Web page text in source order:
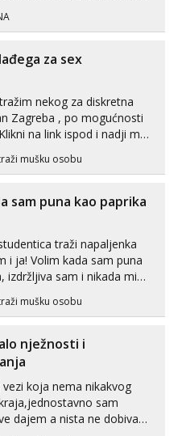
za sex
nekog za diskretna
Zagreba , po mogućnosti
mušku osobu
sam puna kao paprika
traži napaljenka
i ja! Volim kada sam puna
izdržljiva sam i nikada mi
bilo kad i bilo gdje zato se
me tamo, cekam te!
mušku osobu
nježnosti i
koja nema nikakvog
sam
dajem a nista ne dobivam